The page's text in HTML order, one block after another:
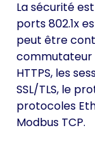
La sécurité
ports 802.1x
peut être
commutateur
HTTPS, les
SSL/TLS, le
protocoles
Modbus TCP.